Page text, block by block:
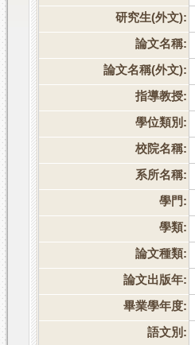
研究生(外文):
論文名稱:
論文名稱(外文):
指導教授:
學位類別:
校院名稱:
系所名稱:
學門:
學類:
論文種類:
論文出版年:
畢業學年度:
語文別: